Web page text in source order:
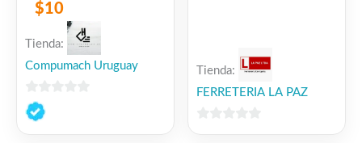
Share
Twitter
$10
Tienda:
Compumach Uruguay
0
de
Tienda:
FERRETERIA LA PAZ